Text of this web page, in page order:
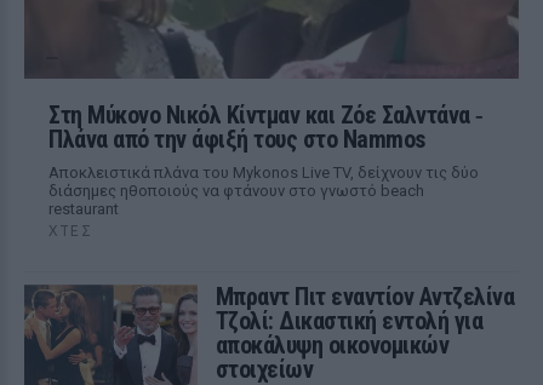
Στη Μύκονο Νικόλ Κίντμαν και Ζόε Σαλντάνα ‑
Πλάνα από την άφιξή τους στο Nammos
Αποκλειστικά πλάνα του Mykonos Live TV, δείχνουν τις δύο
διάσημες ηθοποιούς να φτάνουν στο γνωστό beach
restaurant
ΧΤΕΣ
Μπραντ Πιτ εναντίον Αντζελίνα
Τζολί: Δικαστική εντολή για
αποκάλυψη οικονομικών
στοιχείων